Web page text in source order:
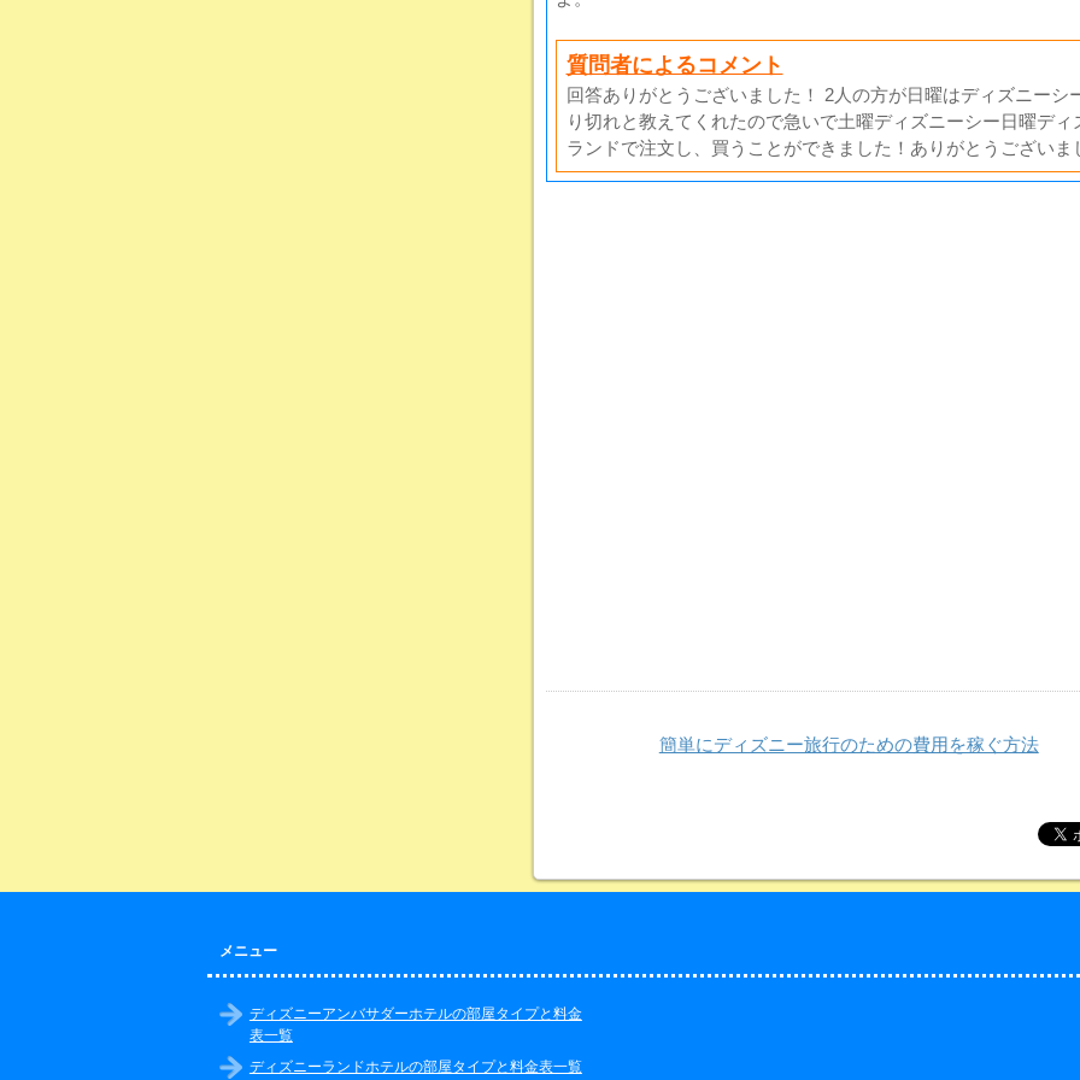
質問者によるコメント
回答ありがとうございました！ 2人の方が日曜はディズニーシ
り切れと教えてくれたので急いで土曜ディズニーシー日曜ディ
ランドで注文し、買うことができました！ありがとうございま
簡単にディズニー旅行のための費用を稼ぐ方法
メニュー
ディズニーアンバサダーホテルの部屋タイプと料金
表一覧
ディズニーランドホテルの部屋タイプと料金表一覧